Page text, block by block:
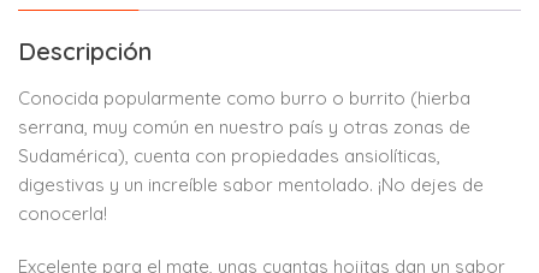
Descripción
Conocida popularmente como burro o burrito (hierba
serrana, muy común en nuestro país y otras zonas de
Sudamérica), cuenta con propiedades ansiolíticas,
digestivas y un increíble sabor mentolado. ¡No dejes de
conocerla!
Excelente para el mate, unas cuantas hojitas dan un sabor